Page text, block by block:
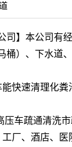
司】本公司有
桶）、下水道
快速清理化粪
车疏通清洗市
厂、酒店、医